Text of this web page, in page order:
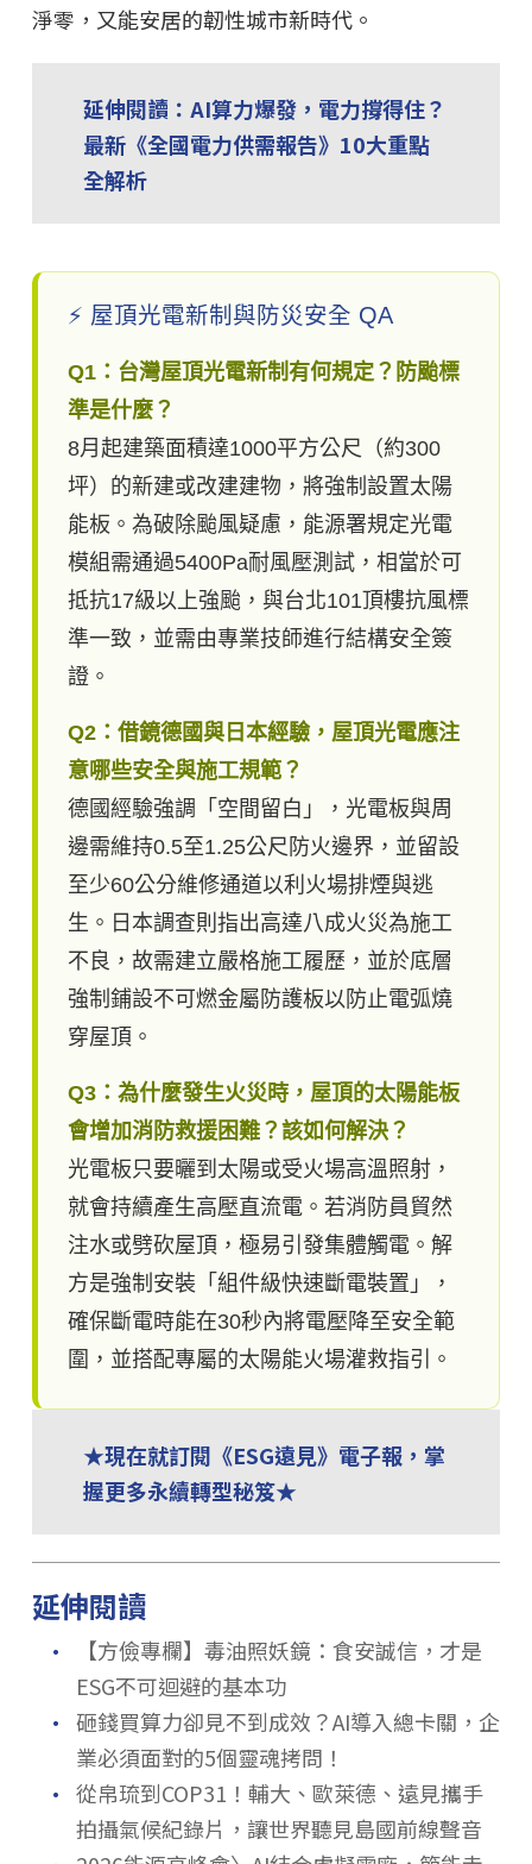
淨零，又能安居的韌性城市新時代。
延伸閱讀：AI算力爆發，電力撐得住？
最新《全國電力供需報告》10大重點
全解析
⚡ 屋頂光電新制與防災安全 QA
Q1：台灣屋頂光電新制有何規定？防颱標
準是什麼？
8月起建築面積達1000平方公尺（約300
坪）的新建或改建建物，將強制設置太陽
能板。為破除颱風疑慮，能源署規定光電
模組需通過5400Pa耐風壓測試，相當於可
抵抗17級以上強颱，與台北101頂樓抗風標
準一致，並需由專業技師進行結構安全簽
證。
Q2：借鏡德國與日本經驗，屋頂光電應注
意哪些安全與施工規範？
德國經驗強調「空間留白」，光電板與周
邊需維持0.5至1.25公尺防火邊界，並留設
至少60公分維修通道以利火場排煙與逃
生。日本調查則指出高達八成火災為施工
不良，故需建立嚴格施工履歷，並於底層
強制鋪設不可燃金屬防護板以防止電弧燒
穿屋頂。
Q3：為什麼發生火災時，屋頂的太陽能板
會增加消防救援困難？該如何解決？
光電板只要曬到太陽或受火場高溫照射，
就會持續產生高壓直流電。若消防員貿然
注水或劈砍屋頂，極易引發集體觸電。解
方是強制安裝「組件級快速斷電裝置」，
確保斷電時能在30秒內將電壓降至安全範
圍，並搭配專屬的太陽能火場灌救指引。
★現在就訂閱《ESG遠見》電子報，掌
握更多永續轉型秘笈★
延伸閱讀
．
【方儉專欄】毒油照妖鏡：食安誠信，才是
ESG不可迴避的基本功
． 砸錢買算力卻見不到成效？AI導入總卡關，企
業必須面對的5個靈魂拷問！
． 從帛琉到COP31！輔大、歐萊德、遠見攜手
拍攝氣候紀錄片，讓世界聽見島國前線聲音